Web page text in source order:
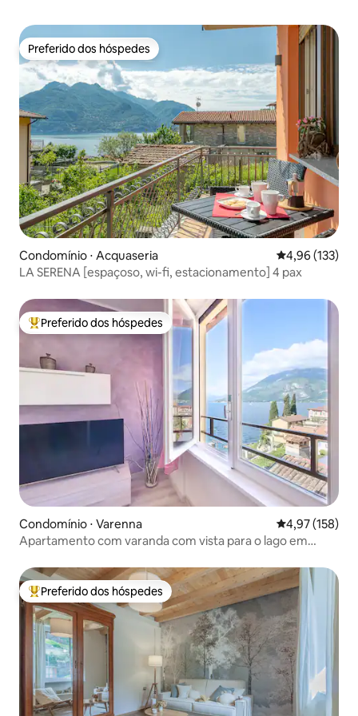
visitar o túmulo de Giuditta Pasta, que
morreu em 1865.
Preferido dos hóspedes
Preferido dos hóspedes
Condomínio ⋅ Acquaseria 4,96 de uma
4,96 (133)
LA SERENA [espaçoso, wi-fi, estacionamento] 4 pax
Entre os melhores preferidos dos hóspedes
Preferido dos hóspedes
Condomínio ⋅ Varenna 4,97 de uma
4,97 (158)
Apartamento com varanda com vista para o lago em
Entre os melhores preferidos dos hóspedes
Preferido dos hóspedes